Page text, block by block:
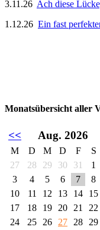
3.11.26 Ach diese
1.12.26 Ein fast
Monatsübersicht aller
<< Aug. 2026
M D M D F S
27
28 29 30 31 1
3
4 5 6 7 8
10
11 12 13 14 15
17
18 19 20 21 22
24
25 26 27 28 29